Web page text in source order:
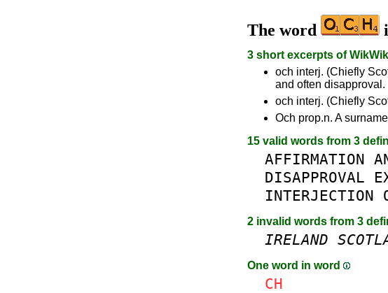
The word
3 short excerpts of
och interj. (Chiefly
and often disapproval.
och interj. (Chiefly
Och prop.n. A
15 valid words from 3
AFFIRMATION
DISAPPROVAL
INTERJECTION
2 invalid words from 3
IRELAND
One word in word
CH